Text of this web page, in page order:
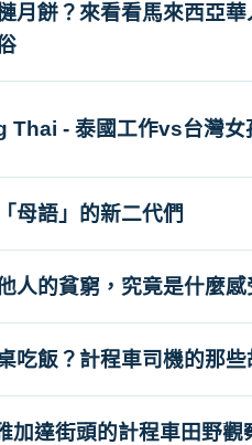
月餅？來看看馬來西亞
Thai - 泰國工作vs台灣女
母語」的新二代們
人的貧窮，究竟是什麼感
吃飯？計程車司機的那些
加達街頭的計程車田野觀